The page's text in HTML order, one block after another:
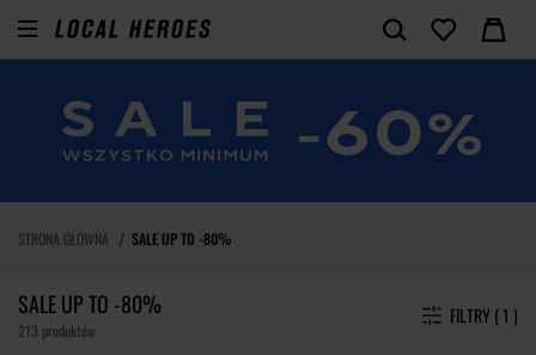
STRONA GŁÓWNA SALE UP TO -80%
SALE UP TO -80%
213 produktów
FILTRY ( 1 )